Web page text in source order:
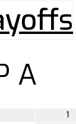
A
1